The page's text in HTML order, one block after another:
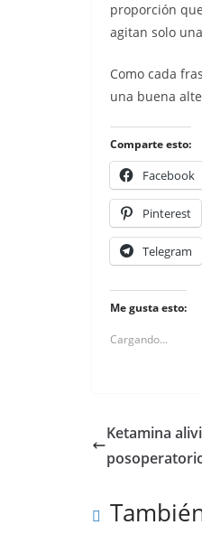
proporción
agitan solo
Como cada
una buena
Comparte esto:
Facebook
Pinterest
Telegram
Me gusta esto:
Cargando...
Ketamina